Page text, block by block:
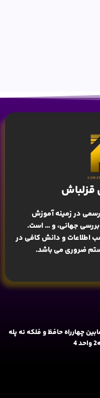
قزلباش
در زمینهآموزش
بررسی جهانی، و … است.
اطلاعات و دانش کافی در
ضروری می باشد.
چهارراه حافظ و فلکه نه پله